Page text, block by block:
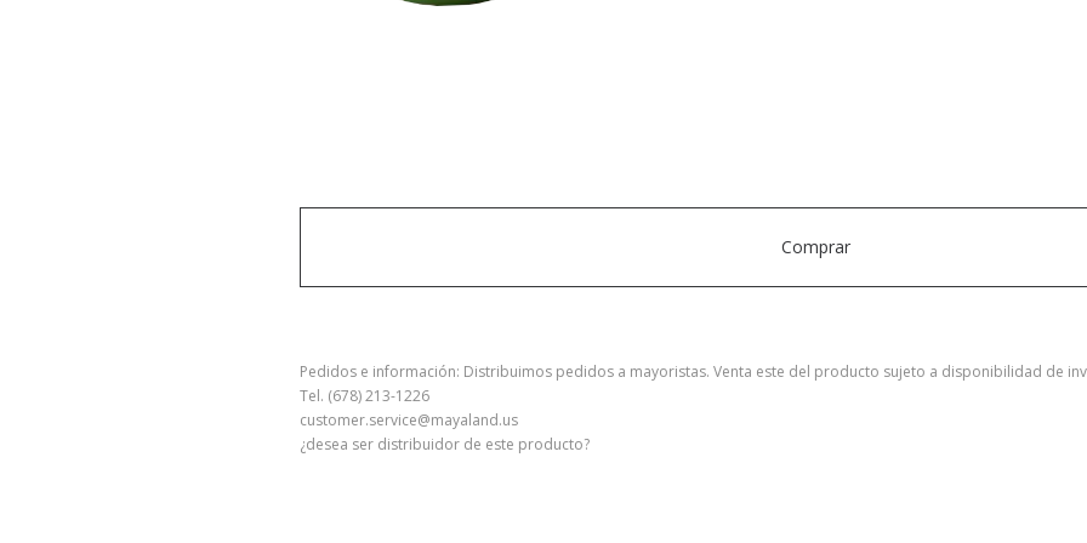
Comprar
Pedidos e información: Distribuimos pedidos a mayoristas. Venta este del producto sujeto a disponibilidad de
Tel. (678) 213-1226
customer.service@mayaland.us
¿desea ser distribuidor de este producto?